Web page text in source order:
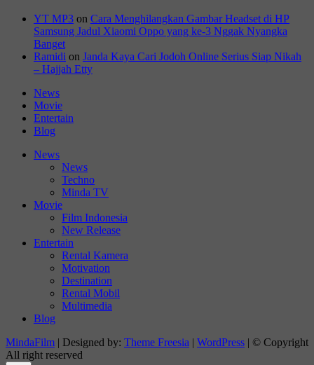
YT MP3 on Cara Menghilangkan Gambar Headset di HP
Samsung Jadul Xiaomi Oppo yang ke-3 Nggak Nyangka
Banget
Ramidi on Janda Kaya Cari Jodoh Online Serius Siap Nikah
– Hajjah Etty
News
Movie
Entertain
Blog
News
News
Techno
Minda TV
Movie
Film Indonesia
New Release
Entertain
Rental Kamera
Motivation
Destination
Rental Mobil
Multimedia
Blog
MindaFilm | Designed by: Theme Freesia | WordPress | © Copyright
All right reserved